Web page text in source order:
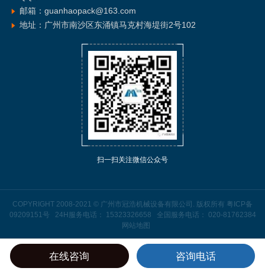
邮箱：guanhaopack@163.com
地址：广州市南沙区东涌镇马克村海堤街2号102
扫一扫关注微信公众号
COPYRIGHT 2008-2021 © 广州市冠浩机械设备有限公司. 版权所有 粤ICP备
09209151号 24H服务电话： 15323326658 全国服务电话： 020-81762384
网站地图
拨打电话 产品中心 关于我们
在线咨询 咨询电话